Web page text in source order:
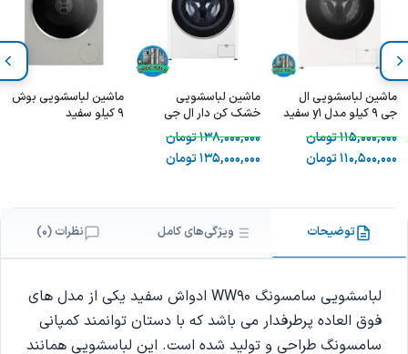
ماشین لباسشویی ال
جی 9 کیلو مدل y1 سفید
WY1409WVP
115,000,000تومان
110,500,000تومان
ماشین لباسشویی
خشک کن دار ال جی
9/6 کیلو V5 مدل
F4V5VGP0W
138,000,000تومان
135,000,000تومان
ماشین لباسشویی بوش
9 کیلو سفید
توضیحات ویژگی‌های کامل نظرات (0)
لباسشویی سامسونگ WW90 ادواش سفید یکی از مدل های
فوق العاده پرطرفدار می باشد که با دستان توانمند کمپانی
سامسونگ طراحی و تولید شده است. این لباسشویی همانند